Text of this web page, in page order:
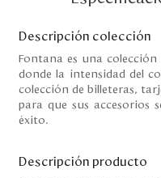
Blog
Servicio al cliente
Nuestras Tiendas
Descripción colección
Fontana es una
donde la intensidad del
colección de billeteras,
para que sus accesorios
éxito.
Descripción producto